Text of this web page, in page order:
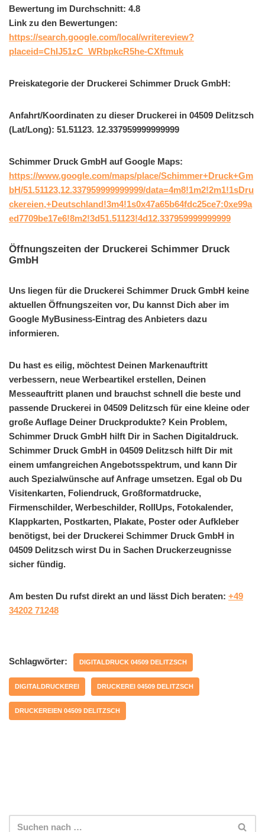
Bewertung im Durchschnitt: 4.8
Link zu den Bewertungen:
https://search.google.com/local/writereview?
placeid=ChIJ51zC_WRbpkcR5he-CXftmuk
Preiskategorie der Druckerei Schimmer Druck GmbH:
Anfahrt/Koordinaten zu dieser Druckerei in 04509 Delitzsch
(Lat/Long): 51.51123. 12.337959999999999
Schimmer Druck GmbH auf Google Maps:
https://www.google.com/maps/place/Schimmer+Druck+Gm
bH/51.51123,12.337959999999999/data=4m8!1m2!2m1!1sDru
ckereien,+Deutschland!3m4!1s0x47a65b64fdc25ce7:0xe99a
ed7709be17e6!8m2!3d51.51123!4d12.337959999999999
Öffnungszeiten der Druckerei Schimmer Druck
GmbH
Uns liegen für die Druckerei Schimmer Druck GmbH keine
aktuellen Öffnungszeiten vor, Du kannst Dich aber im
Google MyBusiness-Eintrag des Anbieters dazu
informieren.
Du hast es eilig, möchtest Deinen Markenauftritt
verbessern, neue Werbeartikel erstellen, Deinen
Messeauftritt planen und brauchst schnell die beste und
passende Druckerei in 04509 Delitzsch für eine kleine oder
große Auflage Deiner Druckprodukte? Kein Problem,
Schimmer Druck GmbH hilft Dir in Sachen Digitaldruck.
Schimmer Druck GmbH in 04509 Delitzsch hilft Dir mit
einem umfangreichen Angebotsspektrum, und kann Dir
auch Spezialwünsche auf Anfrage umsetzen. Egal ob Du
Visitenkarten, Foliendruck, Großformatdrucke,
Firmenschilder, Werbeschilder, RollUps, Fotokalender,
Klappkarten, Postkarten, Plakate, Poster oder Aufkleber
benötigst, bei der Druckerei Schimmer Druck GmbH in
04509 Delitzsch wirst Du in Sachen Druckerzeugnisse
sicher fündig.
Am besten Du rufst direkt an und lässt Dich beraten: +49
34202 71248
Schlagwörter: DIGITALDRUCK 04509 DELITZSCH
DIGITALDRUCKEREI DRUCKEREI 04509 DELITZSCH
DRUCKEREIEN 04509 DELITZSCH